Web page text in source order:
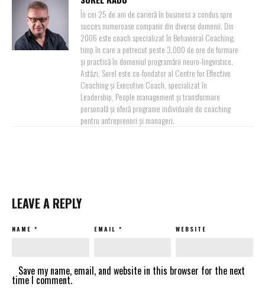
În cei 25 de ani de carieră în business a condus spre
succes numeroase companii din diverse domenii. Din
2006 este coach specializat în Behavioral Coaching,
timp în care a petrecut peste 3.000 de ore de formare
și practică în domeniul programării neuro-lingvistice.
Astăzi, Sorel este co-fondator al Centre for Effective
Coaching și Executive Coach, specializat în
Leadership, People management și transformare
personală și oferă programe individuale de coaching
pentru antreprenori și manageri.
LEAVE A REPLY
NAME * EMAIL * WEBSITE
Save my name, email, and website in this browser for the next
time I comment.